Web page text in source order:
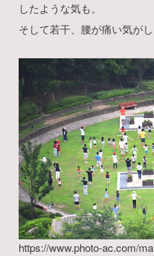
したような気も。
そして若干、腰が痛い気がし
https://www.photo-ac.com/